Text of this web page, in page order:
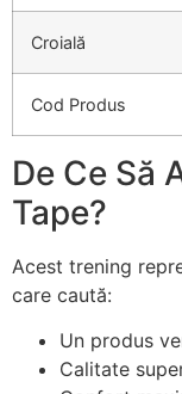
Croială
Cod Produs
De Ce Să
Tape?
Acest trening
care caută:
Un produs
Calitate